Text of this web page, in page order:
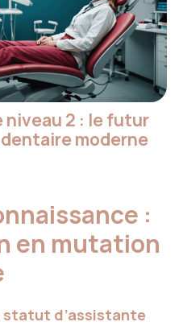
2 : le futur
moderne
:
en mutation
statut d’assistante